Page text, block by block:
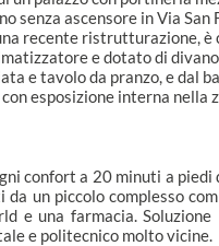
senza ascensore in Via San
recente ristrutturazione, è
e dotato di
e tavolo da pranzo, e dal
esposizione interna nella
confort a 20 minuti a piedi
un piccolo complesso
e una farmacia.
e politecnico molto vicine.